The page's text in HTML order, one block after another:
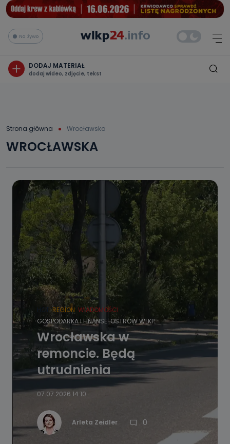
Na żywo
DODAJ MATERIAŁ
dodaj wideo, zdjęcie, tekst
Strona główna Wrocławska
WROCŁAWSKA
REGION WIADOMOŚCI
GOSPODARKA I FINANSE OSTRÓW WLKP.
Wrocławska w
remoncie. Będą
utrudnienia
07.07.2026 14:10
Arleta Zeidler 0